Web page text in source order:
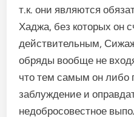
т.к. они являются
Хаджа, без которых он
действительным,
обряды вообще не
что тем самым он либо
заблуждение и
недобросовестное